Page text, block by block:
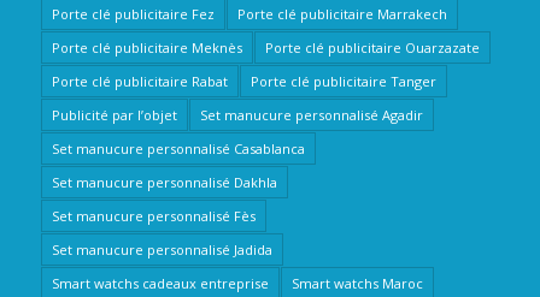
Porte clé publicitaire Fez
Porte clé publicitaire Marrakech
Porte clé publicitaire Meknès
Porte clé publicitaire Ouarzazate
Porte clé publicitaire Rabat
Porte clé publicitaire Tanger
Publicité par l’objet
Set manucure personnalisé Agadir
Set manucure personnalisé Casablanca
Set manucure personnalisé Dakhla
Set manucure personnalisé Fès
Set manucure personnalisé Jadida
Smart watchs cadeaux entreprise
Smart watchs Maroc